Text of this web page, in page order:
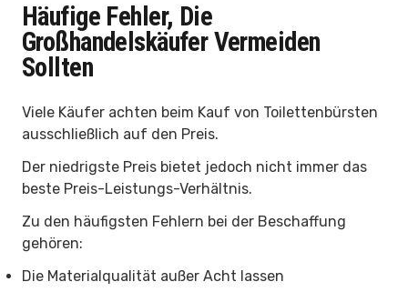
Häufige Fehler, Die
Großhandelskäufer Vermeiden
Sollten
Viele Käufer achten beim Kauf von Toilettenbürsten
ausschließlich auf den Preis.
Der niedrigste Preis bietet jedoch nicht immer das
beste Preis-Leistungs-Verhältnis.
Zu den häufigsten Fehlern bei der Beschaffung
gehören:
Die Materialqualität außer Acht lassen